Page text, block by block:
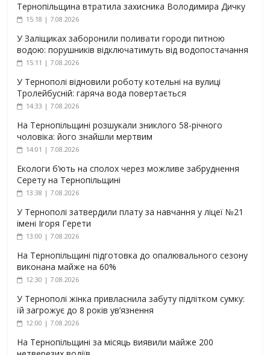
Тернопільщина втратила захисника Володимира Дичку
15:18 | 7.08.2026
У Заліщиках заборонили поливати городи питною
водою: порушників відключатимуть від водопостачання
15:11 | 7.08.2026
У Тернополі відновили роботу котельні на вулиці
Тролейбусній: гаряча вода повертається
14:33 | 7.08.2026
На Тернопільщині розшукали зниклого 58-річного
чоловіка: його знайшли мертвим
14:01 | 7.08.2026
Екологи б’ють на сполох через можливе забруднення
Серету на Тернопільщині
13:38 | 7.08.2026
У Тернополі затвердили плату за навчання у ліцеї №21
імені Ігоря Герети
13:00 | 7.08.2026
На Тернопільщині підготовка до опалювального сезону
виконана майже на 60%
12:30 | 7.08.2026
У Тернополі жінка привласнила забуту підлітком сумку:
їй загрожує до 8 років ув’язнення
12:00 | 7.08.2026
На Тернопільщині за місяць виявили майже 200